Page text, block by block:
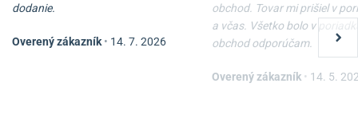
dodanie.
Overený zákazník • 14. 7. 2026
obchod. Tovar mi prišiel v
a včas. Všetko bolo v
obchod odporúčam.
Overený zákazník • 14. 5.